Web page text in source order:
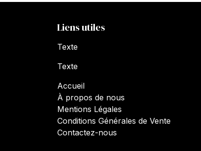
Liens utiles
Texte
Texte
Accueil
À propos de nous
Mentions Légales
Conditions Générales de Vente
Contactez-nous